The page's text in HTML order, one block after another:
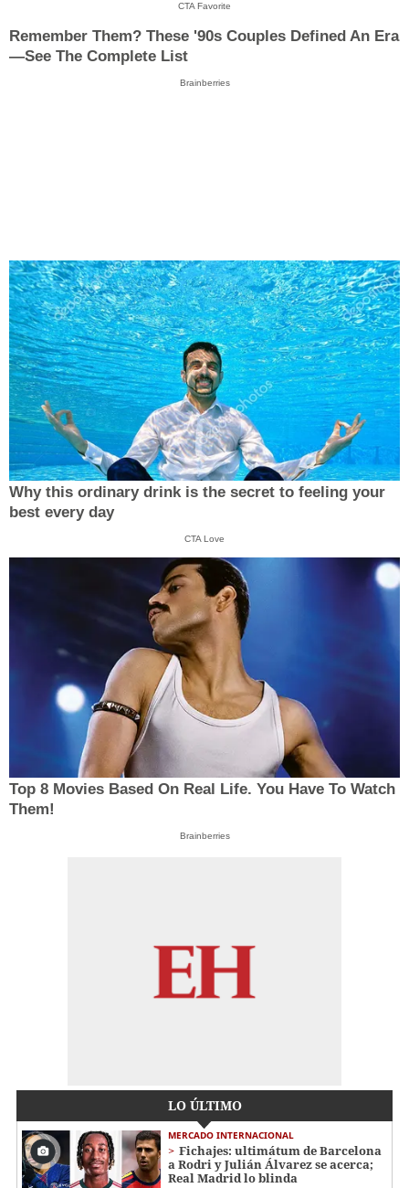
CTA Favorite
Remember Them? These '90s Couples Defined An Era
—See The Complete List
Brainberries
Why this ordinary drink is the secret to feeling your
best every day
CTA Love
Top 8 Movies Based On Real Life. You Have To Watch
Them!
Brainberries
LO ÚLTIMO
MERCADO INTERNACIONAL
Fichajes: ultimátum de Barcelona
a Rodri y Julián Álvarez se acerca;
Real Madrid lo blinda